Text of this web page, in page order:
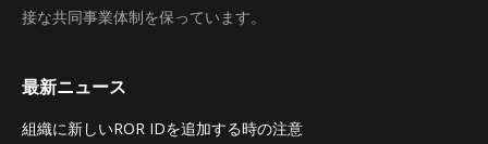
接な共同事業体制を保っています。
最新ニュース
組織に新しいROR IDを追加する時の注意